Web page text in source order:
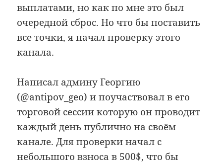
выплатами, но как по мне это был
очередной сброс. Но что бы поставить
все точки, я начал проверку этого
канала.
Написал админу Георгию
(@antipov_geo) и поучаствовал в его
торговой сессии которую он проводит
каждый день публично на своём
канале. Для проверки начал с
небольшого взноса в 500$, что бы